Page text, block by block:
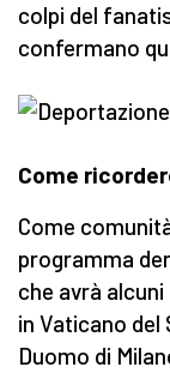
colpi del
confermano
Come
Come
programma
che avrà
in Vaticano del
Duomo di